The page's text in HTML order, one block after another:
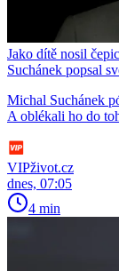
Jako dítě nosil
Suchánek popsal
Michal Suchánek
A oblékali ho do
VIPživot.cz
dnes, 07:05
4 min